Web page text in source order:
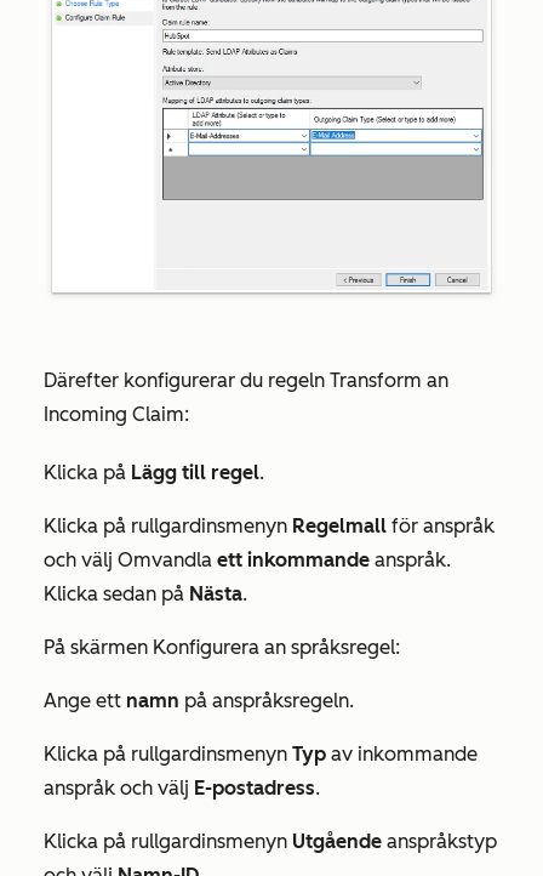
Därefter konfigurerar du regeln Transform an
Incoming Claim:
Klicka på Lägg till regel.
Klicka på rullgardinsmenyn Regelmall för anspråk
och välj Omvandla ett inkommande anspråk.
Klicka sedan på Nästa.
På skärmen Konfigurera an språksregel:
Ange ett namn på anspråksregeln.
Klicka på rullgardinsmenyn Typ av inkommande
anspråk och välj E-postadress.
Klicka på rullgardinsmenyn Utgående anspråkstyp